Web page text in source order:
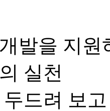
발을 지
실천
드려 보